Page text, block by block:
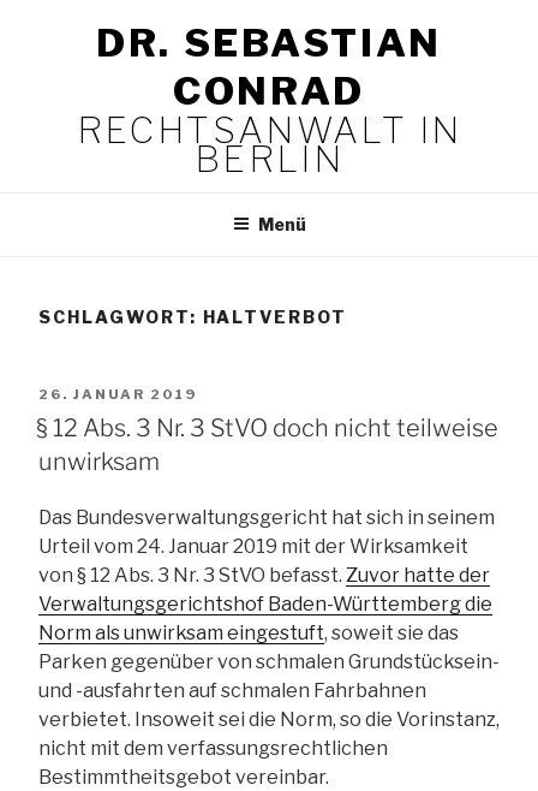
DR. SEBASTIAN
CONRAD
RECHTSANWALT IN
BERLIN
Menü
SCHLAGWORT: HALTVERBOT
VERÖFFENTLICHT
AM
26. JANUAR 2019
§ 12 Abs. 3 Nr. 3 StVO doch nicht teilweise
unwirksam
Das Bundesverwaltungsgericht hat sich in seinem
Urteil vom 24. Januar 2019 mit der Wirksamkeit
von § 12 Abs. 3 Nr. 3 StVO befasst. Zuvor hatte der
Verwaltungsgerichtshof Baden-Württemberg die
Norm als unwirksam eingestuft, soweit sie das
Parken gegenüber von schmalen Grundstücksein-
und -ausfahrten auf schmalen Fahrbahnen
verbietet. Insoweit sei die Norm, so die Vorinstanz,
nicht mit dem verfassungsrechtlichen
Bestimmtheitsgebot vereinbar.